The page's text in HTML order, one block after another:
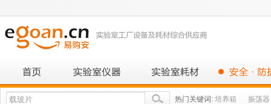
热门关键词: 培养箱 振荡器